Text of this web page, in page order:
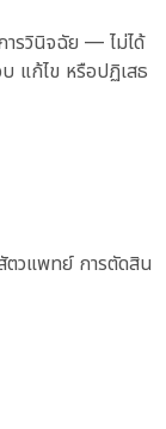
รวินิจฉัย — ไม่ได้
แก้ไข หรือปฏิเสธ
ตวแพทย์ การตัดสิน